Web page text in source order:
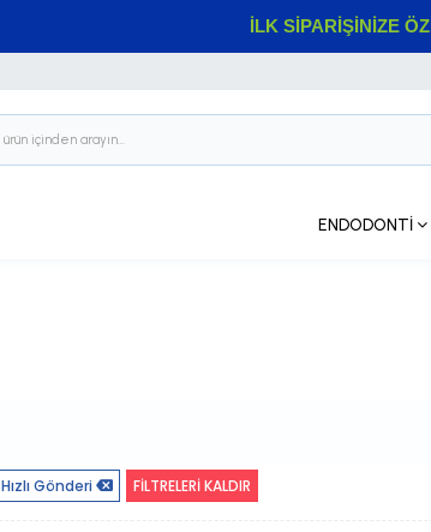
İLK SİPARİŞİNİZE
ENDODONTİ
Hızlı Gönderi FİLTRELERİ KALDIR